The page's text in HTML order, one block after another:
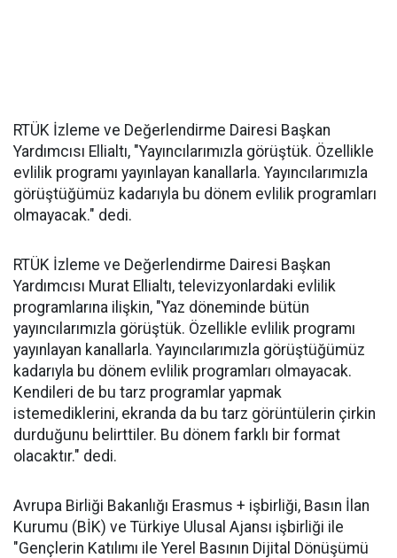
RTÜK İzleme ve Değerlendirme Dairesi Başkan
Yardımcısı Ellialtı, "Yayıncılarımızla görüştük. Özellikle
evlilik programı yayınlayan kanallarla. Yayıncılarımızla
görüştüğümüz kadarıyla bu dönem evlilik programları
olmayacak." dedi.
RTÜK İzleme ve Değerlendirme Dairesi Başkan
Yardımcısı Murat Ellialtı, televizyonlardaki evlilik
programlarına ilişkin, "Yaz döneminde bütün
yayıncılarımızla görüştük. Özellikle evlilik programı
yayınlayan kanallarla. Yayıncılarımızla görüştüğümüz
kadarıyla bu dönem evlilik programları olmayacak.
Kendileri de bu tarz programlar yapmak
istemediklerini, ekranda da bu tarz görüntülerin çirkin
durduğunu belirttiler. Bu dönem farklı bir format
olacaktır." dedi.
Avrupa Birliği Bakanlığı Erasmus + işbirliği, Basın İlan
Kurumu (BİK) ve Türkiye Ulusal Ajansı işbirliği ile
"Gençlerin Katılımı ile Yerel Basının Dijital Dönüşümü